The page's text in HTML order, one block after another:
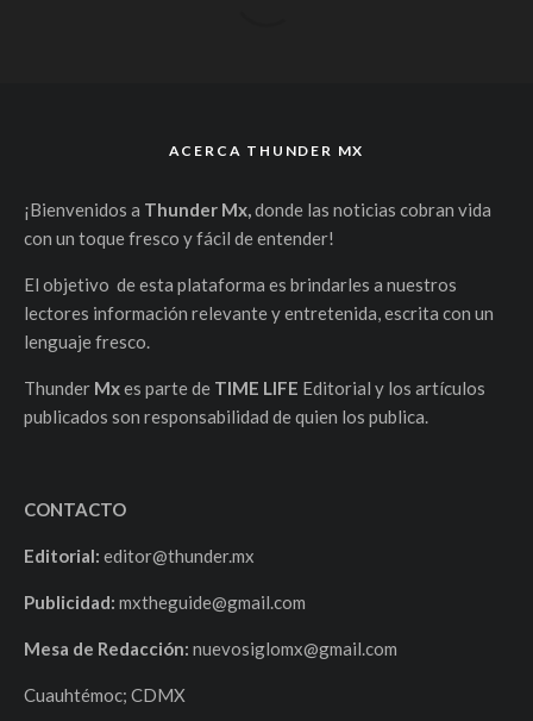
ACERCA THUNDER MX
¡Bienvenidos a Thunder Mx,donde las noticias cobran vida
con un toque fresco y fácil de entender!
El objetivo de esta plataforma es brindarles a nuestros
lectores información relevante y entretenida, escrita con un
lenguaje fresco.
Thunder Mxes parte de TIME LIFE Editorial y los artículos
publicados son responsabilidad de quien los publica.
CONTACTO
Editorial: editor@thunder.mx
Publicidad: mxtheguide@gmail.com
Mesa de Redacción: nuevosiglomx@gmail.com
Cuauhtémoc; CDMX